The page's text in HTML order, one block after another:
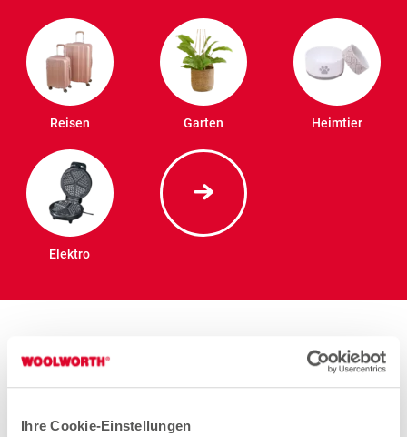
Ihre Cookie-Einstellungen
Reisen Garten Heimtier
Elektro
Arbeiten bei Woolworth – Ulm